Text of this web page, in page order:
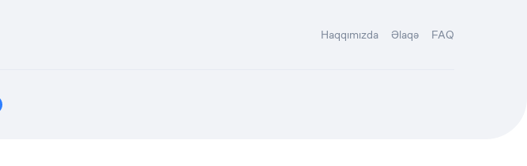
Haqqımızda Əlaqə FAQ